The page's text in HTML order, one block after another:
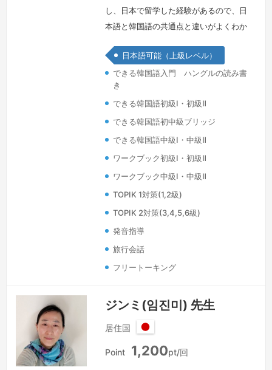
し、日本で留学した経験があるので、日
本語と韓国語の共通点と違いがよくわか
います。現在、韓国にある日本の企業で
駐在員として来られた日本の方々に韓国
語を教えております。もちろん、韓国人
には日本語も教えています。＾＾皆様の
ニーズに合わせて楽しく、そして分かり
やすく韓国語学習をサポートします。正
しい文法だけでなく自然な韓国語が話せ
日本語可能（上級レベル）
できる韓国語入門 ハングルの読み書
き
できる韓国語初級Ⅰ・初級Ⅱ
できる韓国語初中級ブリッジ
できる韓国語中級Ⅰ・中級Ⅱ
ワークブック初級Ⅰ・初級Ⅱ
ワークブック中級Ⅰ・中級Ⅱ
TOPIK 1対策(1,2級)
TOPIK 2対策(3,4,5,6級)
発音指導
旅行会話
フリートーキング
ジンミ(임진미) 先生
居住国
日
本
Point 1,200pt/回